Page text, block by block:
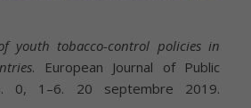
youth tobacco-control policies in
. European Journal of Public
0, 1–6. 20 septembre 2019.